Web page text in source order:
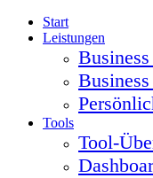
Start
Leistungen
Tools
Tool-